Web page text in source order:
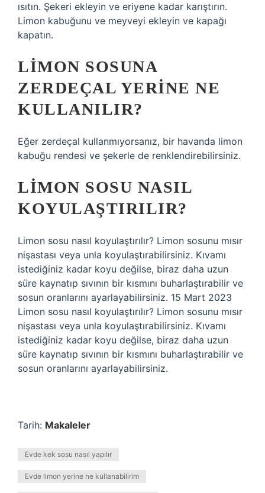
ısıtın. Şekeri ekleyin ve eriyene kadar karıştırın.
Limon kabuğunu ve meyveyi ekleyin ve kapağı
kapatın.
LIMON SOSUNA
ZERDEÇAL YERINE NE
KULLANILIR?
Eğer zerdeçal kullanmıyorsanız, bir havanda limon
kabuğu rendesi ve şekerle de renklendirebilirsiniz.
LIMON SOSU NASIL
KOYULAŞTIRILIR?
Limon sosu nasıl koyulaştırılır? Limon sosunu mısır
nişastası veya unla koyulaştırabilirsiniz. Kıvamı
istediğiniz kadar koyu değilse, biraz daha uzun
süre kaynatıp sıvının bir kısmını buharlaştırabilir ve
sosun oranlarını ayarlayabilirsiniz. 15 Mart 2023
Limon sosu nasıl koyulaştırılır? Limon sosunu mısır
nişastası veya unla koyulaştırabilirsiniz. Kıvamı
istediğiniz kadar koyu değilse, biraz daha uzun
süre kaynatıp sıvının bir kısmını buharlaştırabilir ve
sosun oranlarını ayarlayabilirsiniz.
Tarih: Makaleler
Evde kek sosu nasıl yapılır
Evde limon yerine ne kullanabilirim